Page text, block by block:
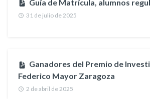
31 de julio de 2025
Guía de Matrícula, alumnos
2 de abril de 2025
Ganadores del Premio de
Federico Mayor Zaragoza